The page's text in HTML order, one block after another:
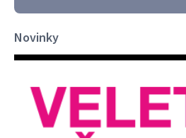
Novinky